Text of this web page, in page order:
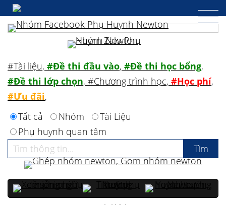
#Tài liệu, #Đề thi đầu vào, #Đề thi học bổng,
#Đề thi lớp chọn, #Chương trình học, #Học phí,
#Ưu đãi,
Tất cả
Nhóm
Tài Liệu
Phụ huynh quan tâm